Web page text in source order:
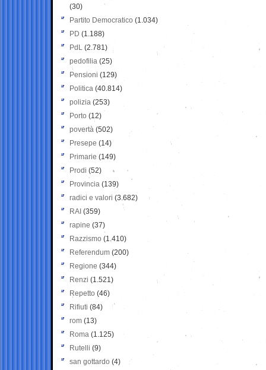
(30)
Partito Democratico (1.034)
PD (1.188)
PdL (2.781)
pedofilia (25)
Pensioni (129)
Politica (40.814)
polizia (253)
Porto (12)
povertà (502)
Presepe (14)
Primarie (149)
Prodi (52)
Provincia (139)
radici e valori (3.682)
RAI (359)
rapine (37)
Razzismo (1.410)
Referendum (200)
Regione (344)
Renzi (1.521)
Repetto (46)
Rifiuti (84)
rom (13)
Roma (1.125)
Rutelli (9)
san gottardo (4)